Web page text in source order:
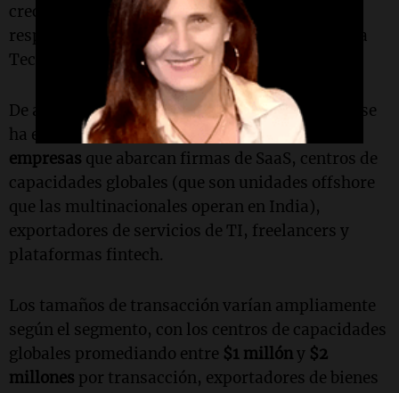
Video
crecimiento de aproximadamente 10 veces
respecto al mismo período en 2024
, dijo Balaji a
TechCrunch.
De acuerdo con la empresa, su base de clientes se
ha expandido a aproximadamente
15,000
empresas que abarcan firmas de SaaS, centros de
capacidades globales (que son unidades offshore
que las multinacionales operan en India),
exportadores de servicios de TI, freelancers y
plataformas fintech.
Los tamaños de transacción varían ampliamente
según el segmento, con los centros de capacidades
globales promediando entre $1 millóny $2
millones por transacción, exportadores de bienes